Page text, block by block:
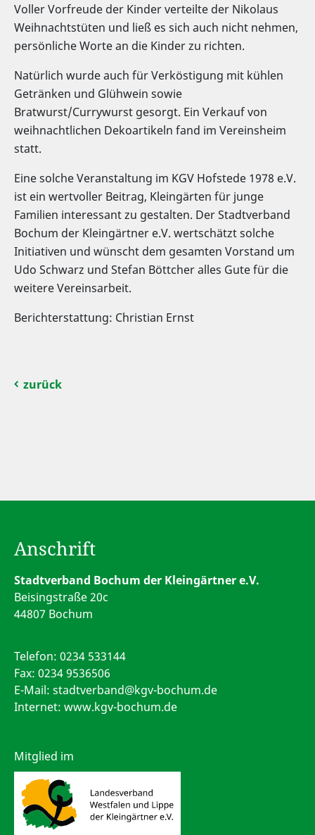
Voller Vorfreude der Kinder verteilte der Nikolaus
Weihnachtstüten und ließ es sich auch nicht nehmen,
persönliche Worte an die Kinder zu richten.
Natürlich wurde auch für Verköstigung mit kühlen
Getränken und Glühwein sowie
Bratwurst/Currywurst gesorgt. Ein Verkauf von
weihnachtlichen Dekoartikeln fand im Vereinsheim
statt.
Eine solche Veranstaltung im KGV Hofstede 1978 e.V.
ist ein wertvoller Beitrag, Kleingärten für junge
Familien interessant zu gestalten. Der Stadtverband
Bochum der Kleingärtner e.V. wertschätzt solche
Initiativen und wünscht dem gesamten Vorstand um
Udo Schwarz und Stefan Böttcher alles Gute für die
weitere Vereinsarbeit.
Berichterstattung: Christian Ernst
zurück
Anschrift
Stadtverband Bochum der Kleingärtner e.V.
Beisingstraße 20c
44807 Bochum
Telefon: 0234 533144
Fax: 0234 9536506
E-Mail: stadtverband@kgv-bochum.de
Internet: www.kgv-bochum.de
Mitglied im